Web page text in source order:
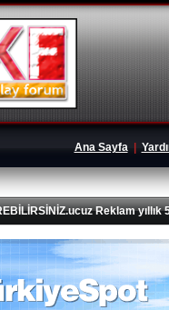
Ana Sayfa|
Reklam yıllık